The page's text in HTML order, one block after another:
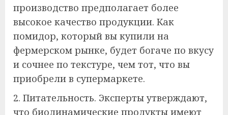
производство предполагает более
высокое качество продукции. Как
помидор, который вы купили на
фермерском рынке, будет богаче по вкусу
и сочнее по текстуре, чем тот, что вы
приобрели в супермаркете.
2. Питательность. Эксперты утверждают,
что биодинамические продукты имеют